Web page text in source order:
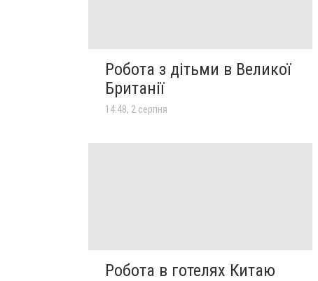
Робота з дітьми в Великої
Британії
14:48, 2 серпня
Робота в готелях Китаю